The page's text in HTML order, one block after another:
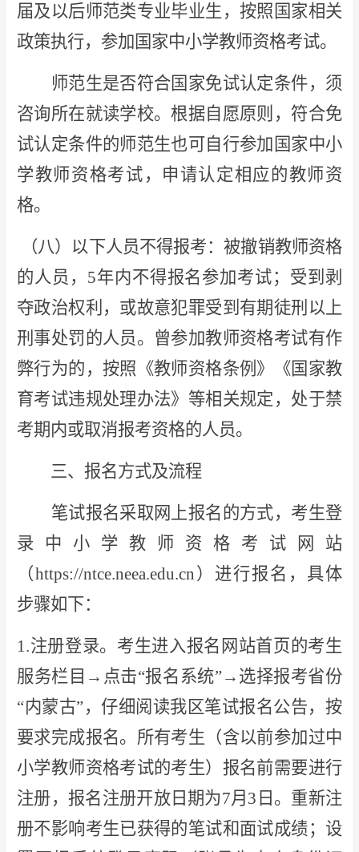
届及以后师范类专业毕业生，按照国家相关
政策执行，参加国家中小学教师资格考试。
师范生是否符合国家免试认定条件，须
咨询所在就读学校。根据自愿原则，符合免
试认定条件的师范生也可自行参加国家中小
学教师资格考试，申请认定相应的教师资
格。
（八）以下人员不得报考：被撤销教师资格
的人员，5年内不得报名参加考试；受到剥
夺政治权利，或故意犯罪受到有期徒刑以上
刑事处罚的人员。曾参加教师资格考试有作
弊行为的，按照《教师资格条例》《国家教
育考试违规处理办法》等相关规定，处于禁
考期内或取消报考资格的人员。
三、报名方式及流程
笔试报名采取网上报名的方式，考生登
录中小学教师资格考试网站
（https://ntce.neea.edu.cn）进行报名，具体
步骤如下：
1.注册登录。考生进入报名网站首页的考生
服务栏目→点击“报名系统”→选择报考省份
“内蒙古”，仔细阅读我区笔试报名公告，按
要求完成报名。所有考生（含以前参加过中
小学教师资格考试的考生）报名前需要进行
注册，报名注册开放日期为7月3日。重新注
册不影响考生已获得的笔试和面试成绩；设